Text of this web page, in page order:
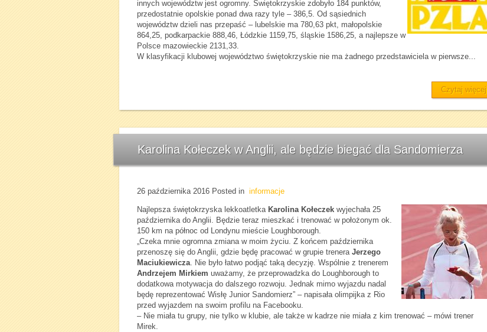
innych województw jest ogromny. Świętokrzyskie zdobyło 184 punktów,
przedostatnie opolskie ponad dwa razy tyle – 386,5. Od sąsiednich
województw dzieli nas przepaść – lubelskie ma 780,63 pkt, małopolskie
864,25, podkarpackie 888,46, Łódzkie 1159,75, śląskie 1586,25, a najlepsze w
Polsce mazowieckie 2131,33.
W klasyfikacji klubowej województwo świętokrzyskie nie ma żadnego przedstawiciela w pierwsze...
Czytaj więcej
Karolina Kołeczek w Anglii, ale będzie biegać dla Sandomierza
26 października 2016 Posted in informacje
Najlepsza świętokrzyska lekkoatletka Karolina Kołeczek wyjechała 25
października do Anglii. Będzie teraz mieszkać i trenować w położonym ok.
150 km na północ od Londynu mieście Loughborough.
„Czeka mnie ogromna zmiana w moim życiu. Z końcem października
przenoszę się do Anglii, gdzie będę pracować w grupie trenera Jerzego
Maciukiewicza. Nie było łatwo podjąć taką decyzję. Wspólnie z trenerem
Andrzejem Mirkiem uważamy, że przeprowadzka do Loughborough to
dodatkowa motywacja do dalszego rozwoju. Jednak mimo wyjazdu nadal
będę reprezentować Wisłę Junior Sandomierz” – napisała olimpijka z Rio
przed wyjazdem na swoim profilu na Facebooku.
– Nie miała tu grupy, nie tylko w klubie, ale także w kadrze nie miała z kim trenować – mówi trener
Mirek.